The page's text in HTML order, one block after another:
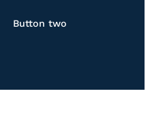
Button two